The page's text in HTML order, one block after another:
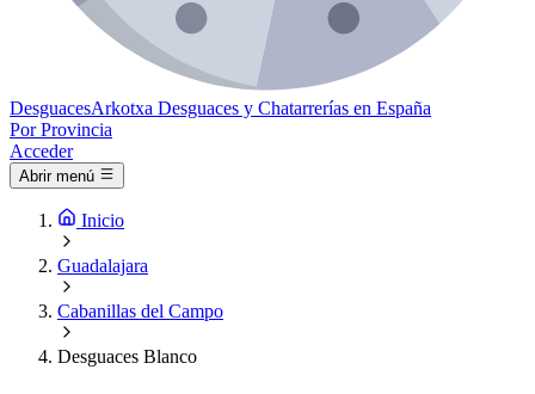
DesguacesArkotxa Desguaces y Chatarrerías en España
Por Provincia
Acceder
Abrir menú
Inicio
Guadalajara
Cabanillas del Campo
Desguaces Blanco